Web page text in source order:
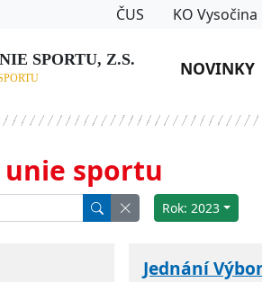
ČUS KO Vysočina
SPORTU, Z.S. NOVINKY
unie sportu
Rok: 2023
Jednání